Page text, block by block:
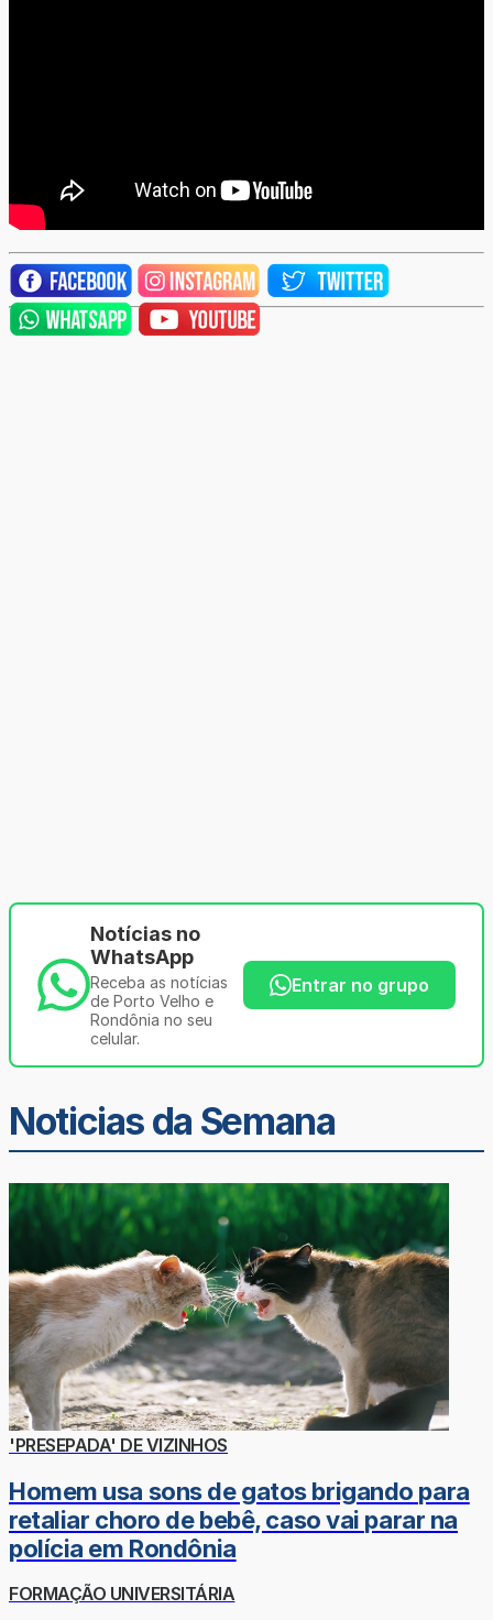
Notícias no
WhatsApp
Receba as notícias
de Porto Velho e
Rondônia no seu
celular.
Entrar no grupo
Noticias da Semana
'PRESEPADA' DE VIZINHOS
Homem usa sons de gatos brigando para
retaliar choro de bebê, caso vai parar na
polícia em Rondônia
FORMAÇÃO UNIVERSITÁRIA